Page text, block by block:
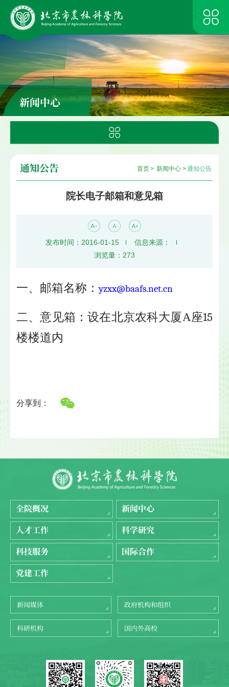
新闻中心
首页> 新闻中心 >通知公告
通知公告
院长电子邮箱和意见箱
发布时间：2016-01-15
信息来源：
浏览量： 273
一、 邮箱名称：yzxx@baafs.net.cn
二、意见箱：设在北京农科大厦A座15
楼楼道内
分享到：
全院概况
新闻中心
人才工作
科学研究
科技服务
国际合作
党建工作
新闻媒体 政府机构和组织
科研机构 国内外高校